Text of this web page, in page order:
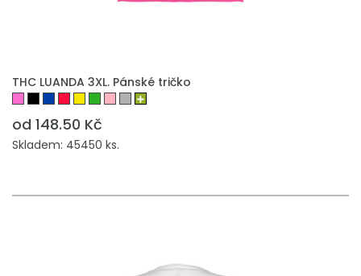
THC LUANDA 3XL. Pánské tričko
od 148.50 Kč
Skladem: 45450 ks.